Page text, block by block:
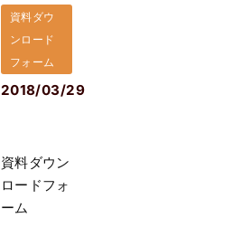
資料ダウ
ンロード
フォーム
2018/03/29
資料ダウン
ロードフォ
ーム